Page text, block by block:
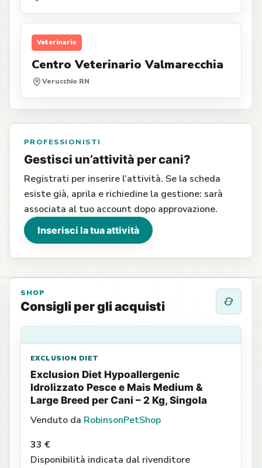
Veterinario
Centro Veterinario Valmarecchia
Verucchio RN
PROFESSIONISTI
Gestisci un’attività per cani?
Registrati per inserire l’attività. Se la scheda
esiste già, aprila e richiedine la gestione: sarà
associata al tuo account dopo approvazione.
Inserisci la tua attività
SHOP
Consigli per gli acquisti
EXCLUSION DIET
Exclusion Diet Hypoallergenic
Idrolizzato Pesce e Mais Medium &
Large Breed per Cani – 2 Kg, Singola
Venduto da RobinsonPetShop
33 €
Disponibilità indicata dal rivenditore